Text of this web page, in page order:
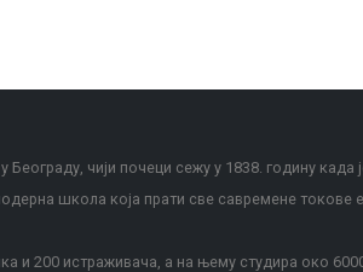
Београду, чији почеци сежу у 1838. годину
школа која прати све савремене токове
и 200 истраживача, а на њему студира око